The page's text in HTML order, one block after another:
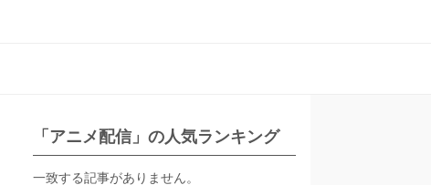
「アニメ配信」の人気ランキング
一致する記事がありません。